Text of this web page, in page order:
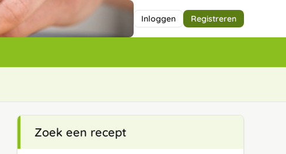
Inloggen Registreren
Zoek een recept